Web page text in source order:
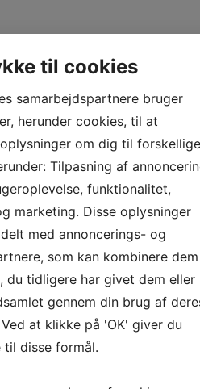
i sig selv, men
Checklisterne kan
til cookies
samarbejdspartnere bruger
herunder cookies, til at
om dig til forskellige
Tilpasning af
funktionalitet,
marketing. Disse oplysninger
med annoncerings- og
som kan kombinere dem
du tidligere har givet dem eller
gennem din brug af
at klikke på 'OK' giver du
til disse formål.